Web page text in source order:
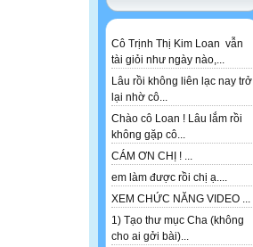
Cô Trịnh Thị Kim Loan vẫn
tài giỏi như ngày nào,...
Lâu rồi không liên lạc nay trở
lại nhờ cô...
Chào cô Loan ! Lâu lắm rồi
không gặp cô...
CÁM ƠN CHỊ ! ...
em làm được rồi chị ạ....
XEM CHỨC NĂNG VIDEO ...
1) Tạo thư mục Cha (không
cho ai gởi bài)...